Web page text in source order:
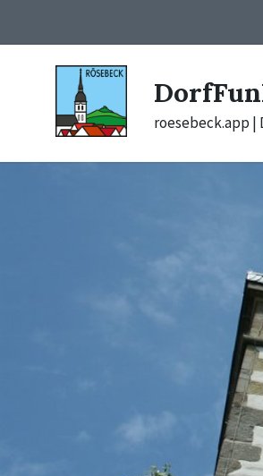
content
main
footer
roesebeck.app |